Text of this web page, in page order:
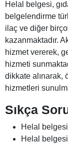
Helal belgesi,
belgelendirme
ilaç ve diğer
kazanmaktadır.
hizmet vererek,
hizmeti
dikkate alınarak,
hizmetleri
Sıkça
Helal
Helal